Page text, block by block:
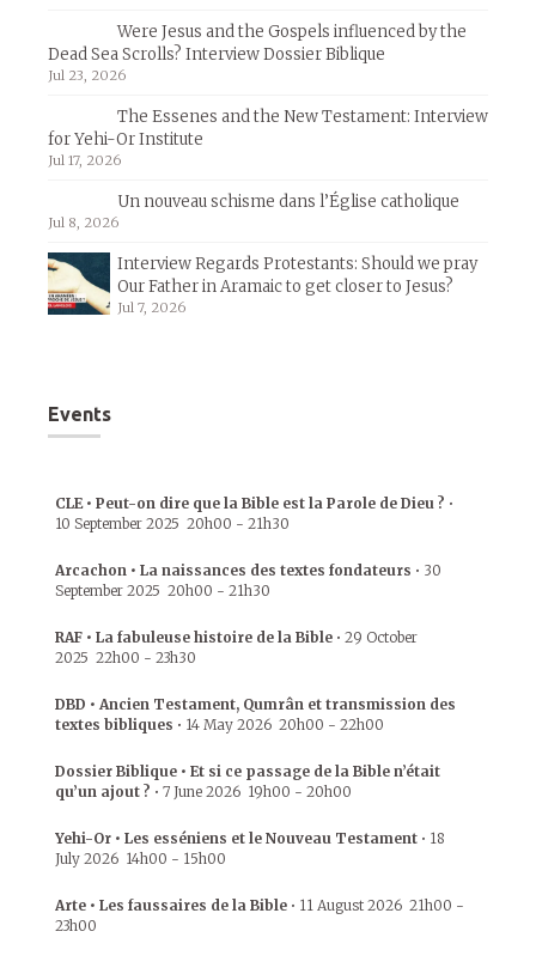
Were Jesus and the Gospels influenced by the
Dead Sea Scrolls? Interview Dossier Biblique
Jul 23, 2026
The Essenes and the New Testament: Interview
for Yehi-Or Institute
Jul 17, 2026
Un nouveau schisme dans l’Église catholique
Jul 8, 2026
Interview Regards Protestants: Should we pray
Our Father in Aramaic to get closer to Jesus?
Jul 7, 2026
Events
CLE • Peut-on dire que la Bible est la Parole de Dieu ? •
10 September 2025 20h00 - 21h30
Arcachon • La naissances des textes fondateurs • 30
September 2025 20h00 - 21h30
RAF • La fabuleuse histoire de la Bible • 29 October
2025 22h00 - 23h30
DBD • Ancien Testament, Qumrân et transmission des
textes bibliques • 14 May 2026 20h00 - 22h00
Dossier Biblique • Et si ce passage de la Bible n’était
qu’un ajout ? • 7 June 2026 19h00 - 20h00
Yehi-Or • Les esséniens et le Nouveau Testament • 18
July 2026 14h00 - 15h00
Arte • Les faussaires de la Bible • 11 August 2026 21h00 -
23h00